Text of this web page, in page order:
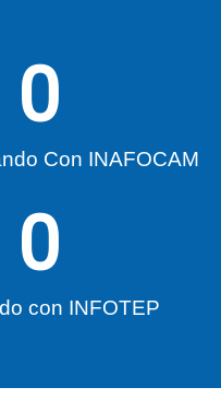
Con INAFOCAM
0
con INFOTEP
0